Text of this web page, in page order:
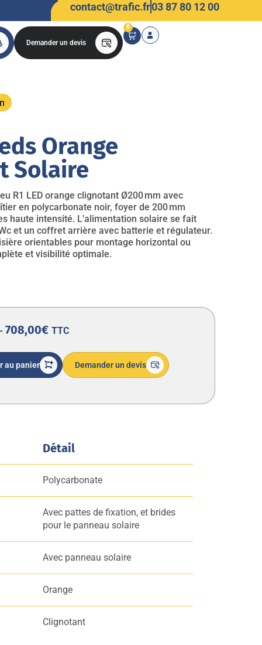
contact@trafic.fr03 87 80 12 00
Demander un devis
0
Orange
Solaire
R1 LED orange clignotant Ø200 mm avec
en polycarbonate noir, foyer de 200 mm
haute intensité. L’alimentation solaire se fait
et un coffret arrière avec batterie et régulateur.
orientables pour montage horizontal ou
et visibilité optimale.
708,00€ TTC
au panier Demander un devis
Détail
Polycarbonate
Avec pattes de fixation, et brides
pour le panneau solaire
Avec panneau solaire
Orange
Clignotant